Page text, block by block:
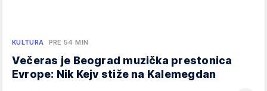
KULTURA PRE 54 MIN
Večeras je Beograd muzička prestonica
Evrope: Nik Kejv stiže na Kalemegdan